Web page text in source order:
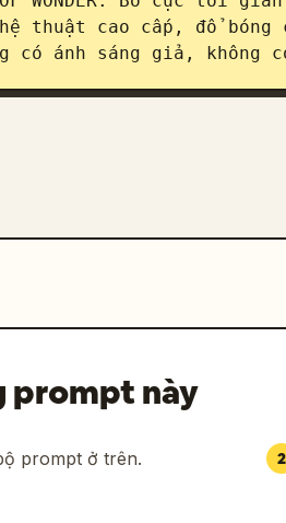
thuật cao cấp, đổ bóng
có ánh sáng giả, không
prompt này
prompt ở trên. 2